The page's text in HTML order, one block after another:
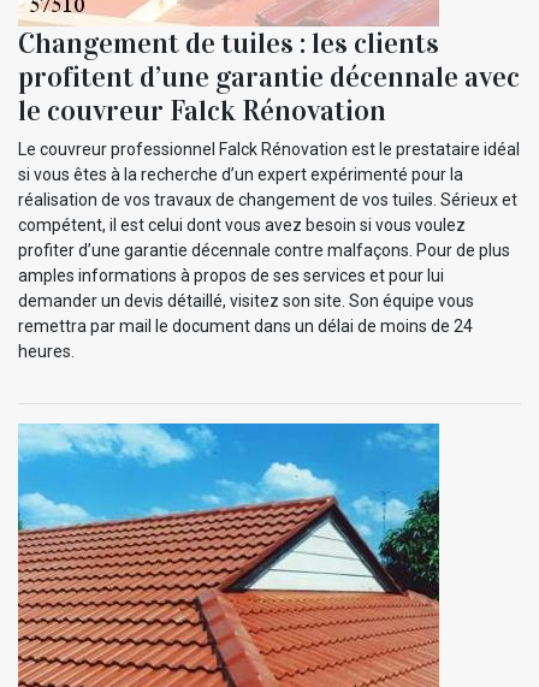
Changement de tuiles : les clients
profitent d’une garantie décennale avec
le couvreur Falck Rénovation
Le couvreur professionnel Falck Rénovation est le prestataire idéal
si vous êtes à la recherche d’un expert expérimenté pour la
réalisation de vos travaux de changement de vos tuiles. Sérieux et
compétent, il est celui dont vous avez besoin si vous voulez
profiter d’une garantie décennale contre malfaçons. Pour de plus
amples informations à propos de ses services et pour lui
demander un devis détaillé, visitez son site. Son équipe vous
remettra par mail le document dans un délai de moins de 24
heures.